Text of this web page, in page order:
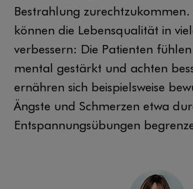
Bestrahlung
können die Lebensqualität in
verbessern: Die Patienten
mental gestärkt und achten
ernähren sich beispielsweise
Ängste und Schmerzen etwa
Entspannungsübungen